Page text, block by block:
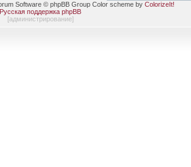
Software © phpBB Group Color scheme by ColorizeIt!
Русская поддержка phpBB
[администрирование]